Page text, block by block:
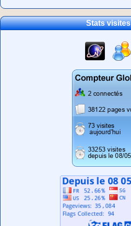
Stats visites